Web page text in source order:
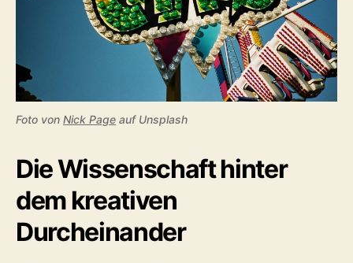
Foto von Nick Page auf Unsplash
Die Wissenschaft hinter
dem kreativen
Durcheinander